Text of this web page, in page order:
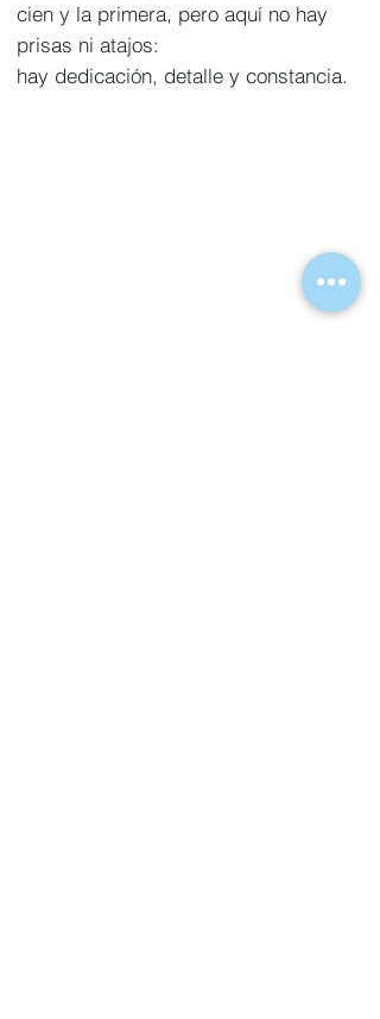
cien y la primera, pero aquí no hay
prisas ni atajos:
hay dedicación, detalle y constancia.